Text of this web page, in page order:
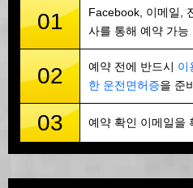
01
Facebook, 이메일,
사를 통해 예약 가능
02 예약 전에 반드시 이
한 운전면허증을 준
03 예약 확인 이메일을